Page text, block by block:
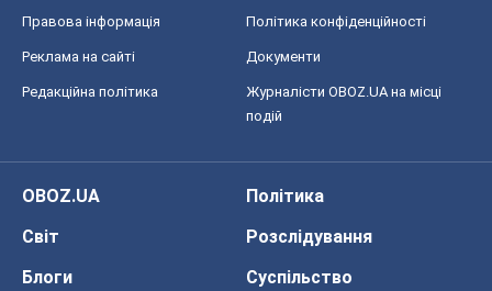
Правова інформація Політика конфіденційності
Реклама на сайті Документи
Редакційна політика
Журналісти OBOZ.UA на місці
подій
OBOZ.UA
Політика
Світ
Розслідування
Блоги
Суспільство